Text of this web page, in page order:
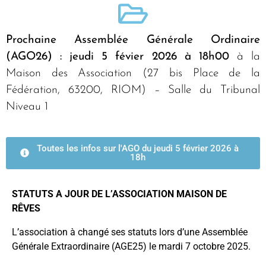
Prochaine Assemblée Générale Ordinaire
(AGO26) : jeudi 5 févier 2026 à 18h00à la
Maison des Association (27 bis Place de la
Fédération, 63200, RIOM) – Salle du Tribunal
Niveau 1
Toutes les infos sur l'AGO du jeudi 5 février 2026 à
18h
STATUTS A JOUR DE L’ASSOCIATION MAISON DE
RÊVES
L’association à changé ses statuts lors d’une Assemblée
Générale Extraordinaire (AGE25) le mardi 7 octobre 2025.